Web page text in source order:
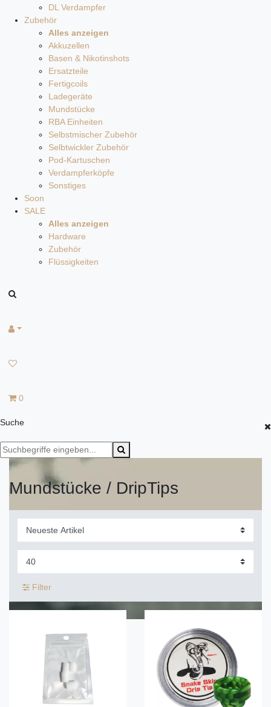
DL Verdampfer
Zubehör
Alles anzeigen
Akkuzellen
Basen & Nikotinshots
Ersatzteile
Fertigcoils
Ladegeräte
Mundstücke
RBA Einheiten
Selbstmischer Zubehör
Selbtwickler Zubehör
Pod-Kartuschen
Verdampferköpfe
Sonstiges
Soon
SALE
Alles anzeigen
Hardware
Zubehör
Flüssigkeiten
0
Suche
Mundstücke / DripTips
Filter